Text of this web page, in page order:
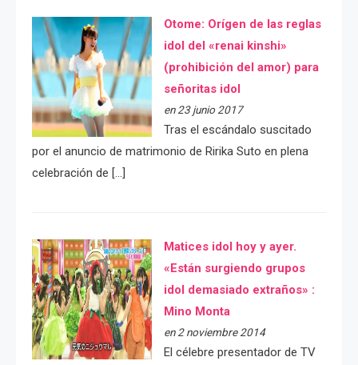
Otome: Orígen de las reglas
idol del «renai kinshi»
(prohibición del amor) para
señoritas idol
en 23 junio 2017
Tras el escándalo suscitado
por el anuncio de matrimonio de Ririka Suto en plena
celebración de […]
Matices idol hoy y ayer.
«Están surgiendo grupos
idol demasiado extraños» :
Mino Monta
en 2 noviembre 2014
El célebre presentador de TV